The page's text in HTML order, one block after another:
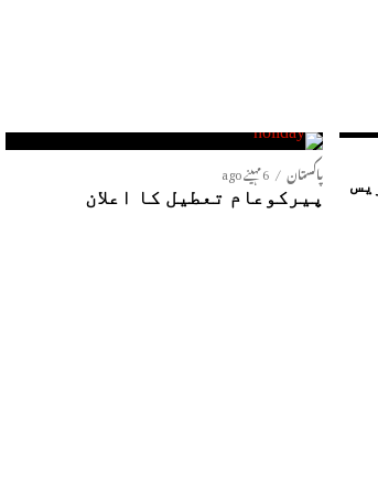
پاکستان 6 مہینے ago
پیرکوعام تعطیل کا اعلان